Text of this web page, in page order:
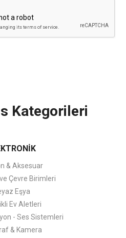
Kategorileri
& Aksesuar
Çevre Birimleri
Eşya
Ev Aletleri
- Ses Sistemleri
& Kamera